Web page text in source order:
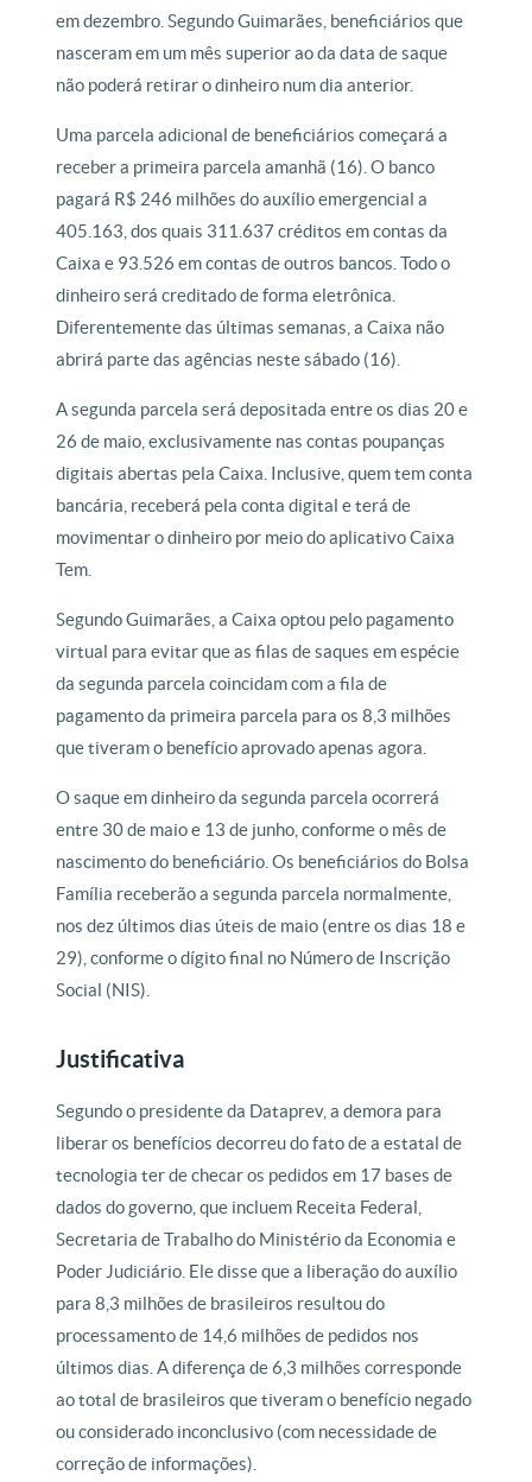
em dezembro. Segundo Guimarães, beneficiários que
nasceram em um mês superior ao da data de saque
não poderá retirar o dinheiro num dia anterior.
Uma parcela adicional de beneficiários começará a
receber a primeira parcela amanhã (16). O banco
pagará R$ 246 milhões do auxílio emergencial a
405.163, dos quais 311.637 créditos em contas da
Caixa e 93.526 em contas de outros bancos. Todo o
dinheiro será creditado de forma eletrônica.
Diferentemente das últimas semanas, a Caixa não
abrirá parte das agências neste sábado (16).
A segunda parcela será depositada entre os dias 20 e
26 de maio, exclusivamente nas contas poupanças
digitais abertas pela Caixa. Inclusive, quem tem conta
bancária, receberá pela conta digital e terá de
movimentar o dinheiro por meio do aplicativo Caixa
Tem.
Segundo Guimarães, a Caixa optou pelo pagamento
virtual para evitar que as filas de saques em espécie
da segunda parcela coincidam com a fila de
pagamento da primeira parcela para os 8,3 milhões
que tiveram o benefício aprovado apenas agora.
O saque em dinheiro da segunda parcela ocorrerá
entre 30 de maio e 13 de junho, conforme o mês de
nascimento do beneficiário. Os beneficiários do Bolsa
Família receberão a segunda parcela normalmente,
nos dez últimos dias úteis de maio (entre os dias 18 e
29), conforme o dígito final no Número de Inscrição
Social (NIS).
Justificativa
Segundo o presidente da Dataprev, a demora para
liberar os benefícios decorreu do fato de a estatal de
tecnologia ter de checar os pedidos em 17 bases de
dados do governo, que incluem Receita Federal,
Secretaria de Trabalho do Ministério da Economia e
Poder Judiciário. Ele disse que a liberação do auxílio
para 8,3 milhões de brasileiros resultou do
processamento de 14,6 milhões de pedidos nos
últimos dias. A diferença de 6,3 milhões corresponde
ao total de brasileiros que tiveram o benefício negado
ou considerado inconclusivo (com necessidade de
correção de informações).